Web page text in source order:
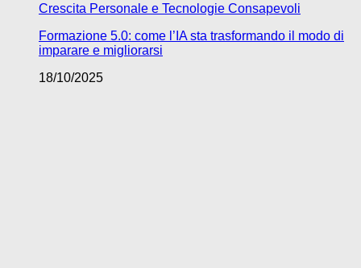
Crescita Personale e Tecnologie Consapevoli
Formazione 5.0: come l’IA sta trasformando il modo di
imparare e migliorarsi
18/10/2025